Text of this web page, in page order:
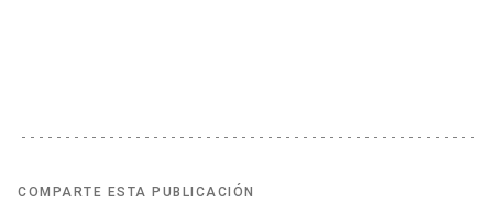
COMPARTE ESTA PUBLICACIÓN